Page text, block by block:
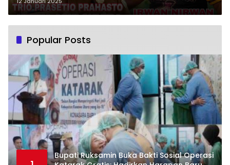
Popular Posts
Bupati Ruksamin Buka Bakti Sosial Operasi